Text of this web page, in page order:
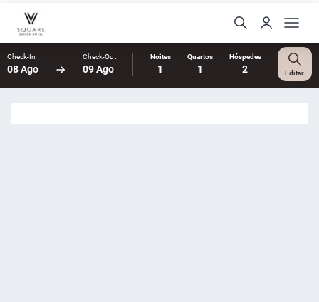
Check-In
08 Ago
Check-Out
09 Ago
Noites
1
Quartos
1
Hóspedes
2 Editar